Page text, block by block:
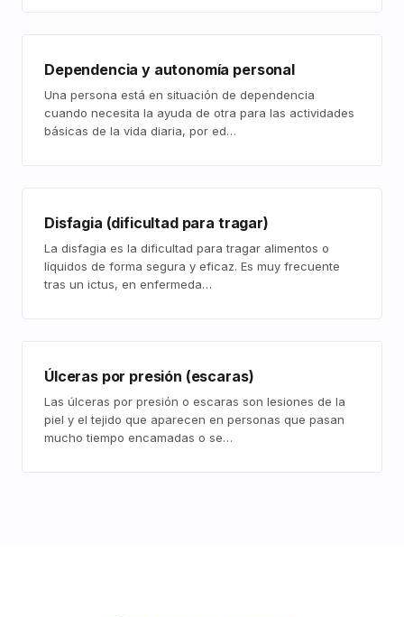
Dependencia y autonomía personal
Una persona está en situación de dependencia
cuando necesita la ayuda de otra para las actividades
básicas de la vida diaria, por ed…
Disfagia (dificultad para tragar)
La disfagia es la dificultad para tragar alimentos o
líquidos de forma segura y eficaz. Es muy frecuente
tras un ictus, en enfermeda…
Úlceras por presión (escaras)
Las úlceras por presión o escaras son lesiones de la
piel y el tejido que aparecen en personas que pasan
mucho tiempo encamadas o se…